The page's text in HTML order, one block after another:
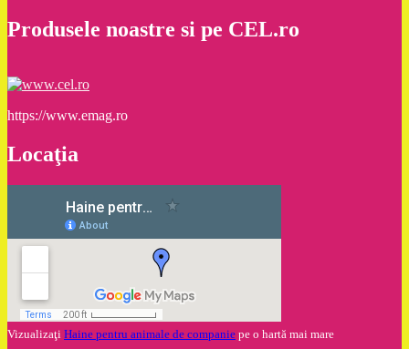
Produsele noastre si pe CEL.ro
https://www.emag.ro
Locaţia
Vizualizaţi Haine pentru animale de companie pe o hartă mai mare